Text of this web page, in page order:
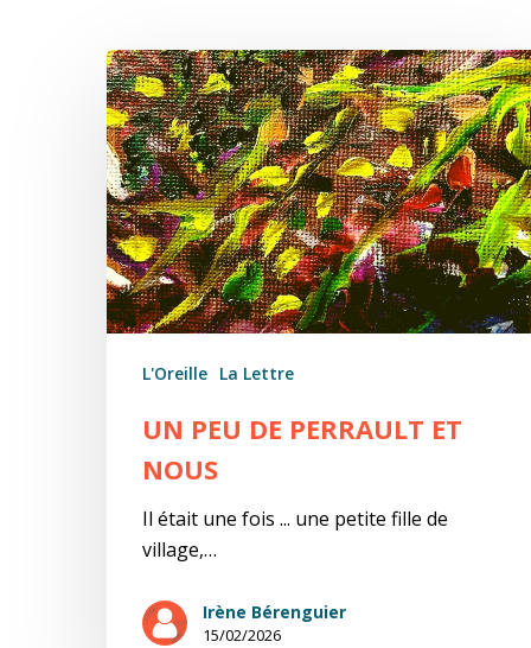
Un
peu
de
Perrault
et
nous
L'Oreille La Lettre
UN PEU DE PERRAULT ET
NOUS
Il était une fois ... une petite fille de
village,…
Irène Bérenguier
15/02/2026